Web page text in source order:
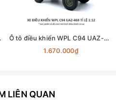
tỉ lệ 1:10
Ô tô điều khiển WPL C94 UAZ-469 4x4 1:12 - RTR [TẶNG BIỂN + STICKER]
1.670.000₫
LIÊN QUAN